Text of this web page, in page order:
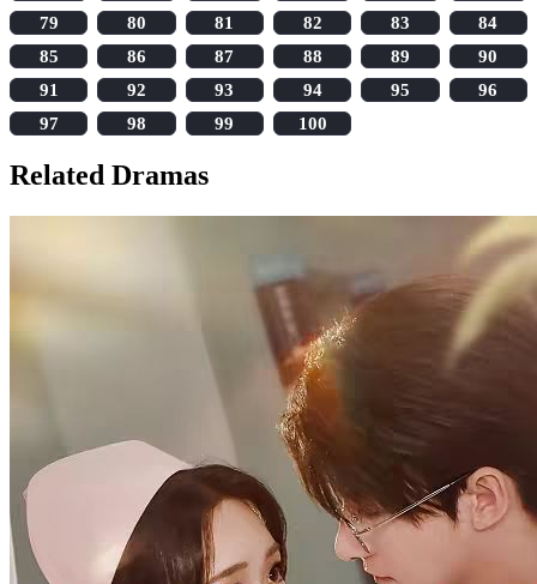
79
80 81 82 83
84
85
86 87 88 89
90
91
92 93 94 95
96
97
98 99 100
Related Dramas